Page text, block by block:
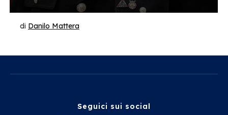
di Danilo Mattera
Seguici sui social